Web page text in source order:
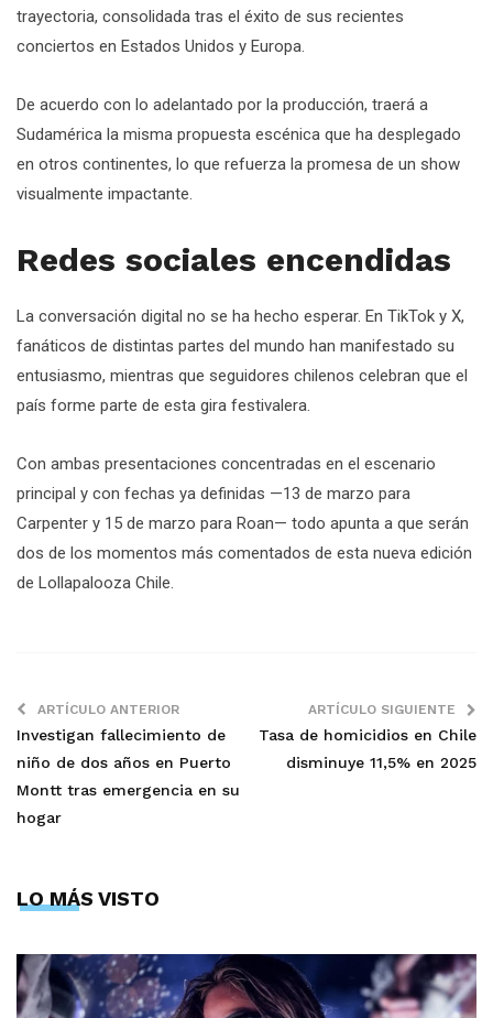
trayectoria, consolidada tras el éxito de sus recientes
conciertos en Estados Unidos y Europa.
De acuerdo con lo adelantado por la producción, traerá a
Sudamérica la misma propuesta escénica que ha desplegado
en otros continentes, lo que refuerza la promesa de un show
visualmente impactante.
Redes sociales encendidas
La conversación digital no se ha hecho esperar. En TikTok y X,
fanáticos de distintas partes del mundo han manifestado su
entusiasmo, mientras que seguidores chilenos celebran que el
país forme parte de esta gira festivalera.
Con ambas presentaciones concentradas en el escenario
principal y con fechas ya definidas —13 de marzo para
Carpenter y 15 de marzo para Roan— todo apunta a que serán
dos de los momentos más comentados de esta nueva edición
de Lollapalooza Chile.
ARTÍCULO ANTERIOR
Investigan fallecimiento de
niño de dos años en Puerto
Montt tras emergencia en su
hogar
ARTÍCULO SIGUIENTE
Tasa de homicidios en Chile
disminuye 11,5% en 2025
LO MÁS VISTO